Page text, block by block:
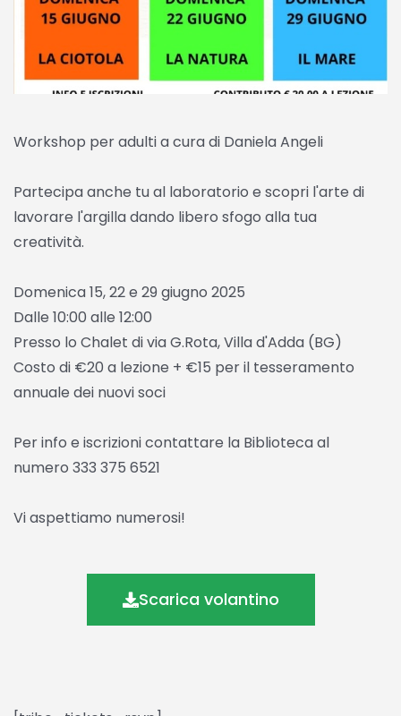
Workshop per adulti a cura di Daniela Angeli
Partecipa anche tu al laboratorio e scopri l'arte di
lavorare l'argilla dando libero sfogo alla tua
creatività.
Domenica 15, 22 e 29 giugno 2025
Dalle 10:00 alle 12:00
Presso lo Chalet di via G.Rota, Villa d'Adda (BG)
Costo di €20 a lezione + €15 per il tesseramento
annuale dei nuovi soci
Per info e iscrizioni contattare la Biblioteca al
numero 333 375 6521
Vi aspettiamo numerosi!
Scarica volantino